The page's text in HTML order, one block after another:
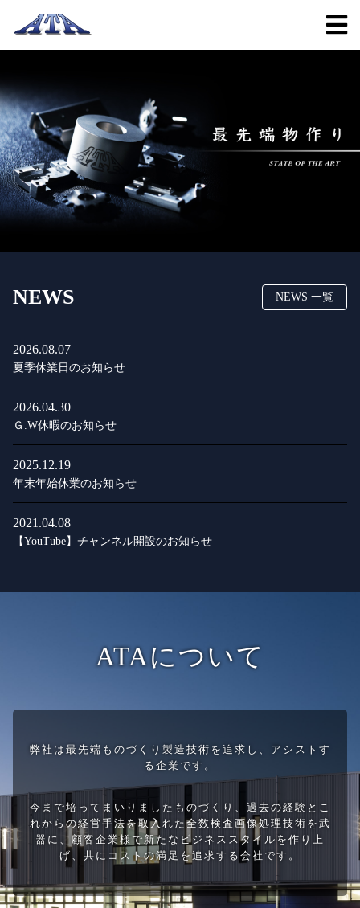
NEWS NEWS 一覧
2026.08.07
夏季休業日のお知らせ
2026.04.30
Ｇ.W休暇のお知らせ
2025.12.19
年末年始休業のお知らせ
2021.04.08
【YouTube】チャンネル開設のお知らせ
ATAについて
弊社は最先端ものづくり製造技術を追求し、アシストす
る企業です。
今まで培ってまいりましたものづくり、過去の経験とこ
れからの経営手法を取入れた全数検査画像処理技術を武
器に、顧客企業様で新たなビジネススタイルを作り上
げ、共にコストの満足を追求する会社です。